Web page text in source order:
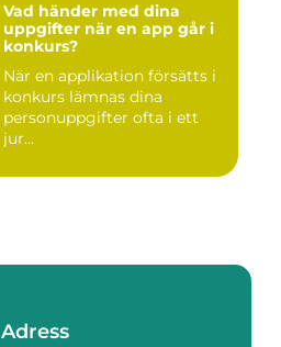
Vad händer med dina
uppgifter när en app går i
konkurs?
När en applikation försätts i
konkurs lämnas dina
personuppgifter ofta i ett
jur...
Adress